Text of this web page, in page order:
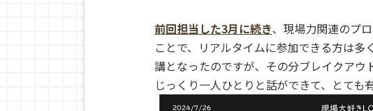
前回担当した3月に続き、現場力関連のプ
ことで、リアルタイムに参加できる方は
講となったのですが、その分ブレイクアウ
じっくり一人ひとりと話ができて、とても